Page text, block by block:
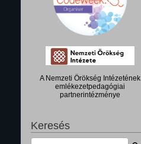
A Nemzeti Örökség Intézetének
emlékezetpedagógiai
partnerintézménye
Keresés